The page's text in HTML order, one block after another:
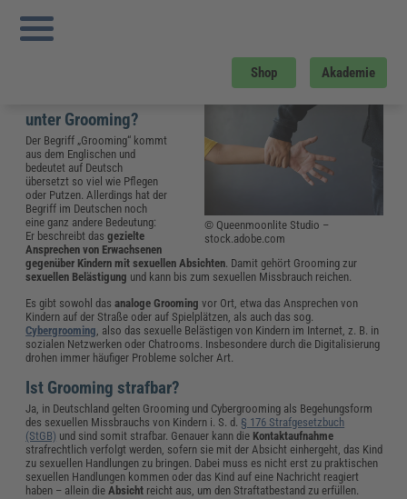
Shop Akademie
Sie sind hier:
Was ist Grooming? – Bedeutung und
© Queenmoonlite Studio –
stock.adobe.com
unter Grooming?
Der Begriff „Grooming“ kommt
aus dem Englischen und
bedeutet auf Deutsch
übersetzt so viel wie Pflegen
oder Putzen. Allerdings hat der
Begriff im Deutschen noch
eine ganz andere Bedeutung:
Er beschreibt dasgezielte
Ansprechen von Erwachsenen
gegenüber Kindern mit sexuellen Absichten. Damit gehört Grooming zur
sexuellen Belästigung und kann bis zum sexuellen Missbrauch reichen.
Es gibt sowohl dasanaloge Grooming vor Ort, etwa das Ansprechen von
Kindern auf der Straße oder auf Spielplätzen, als auch das sog.
Cybergrooming, also das sexuelle Belästigen von Kindern im Internet, z. B. in
sozialen Netzwerken oder Chatrooms. Insbesondere durch die Digitalisierung
drohen immer häufiger Probleme solcher Art.
Ist Grooming strafbar?
Ja, in Deutschland gelten Grooming und Cybergrooming als Begehungsform
des sexuellen Missbrauchs von Kindern i. S. d. § 176 Strafgesetzbuch
(StGB) und sind somit strafbar. Genauer kann die Kontaktaufnahme
strafrechtlich verfolgt werden, sofern sie mit der Absicht einhergeht, das Kind
zu sexuellen Handlungen zu bringen. Dabei muss es nicht erst zu praktischen
sexuellen Handlungen kommen oder das Kind auf eine Nachricht reagiert
haben – allein dieAbsicht reicht aus, um den Straftatbestand zu erfüllen.